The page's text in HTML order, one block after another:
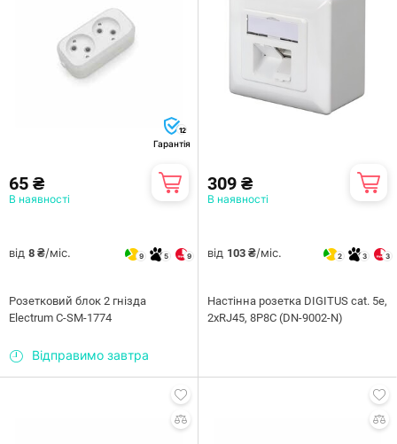
12
Гарантія
65 ₴
В наявності
від 8 ₴/міс. 9 5 9
Розетковий блок 2 гнізда
Electrum C-SM-1774
Відправимо завтра
309 ₴
В наявності
від 103 ₴/міс. 2 3 3
Настінна розетка DIGITUS cat. 5e,
2xRJ45, 8P8C (DN-9002-N)